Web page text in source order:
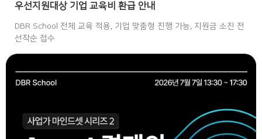
우선지원대상 기업 교육비 환급 안내
DBR School 전체 교육 적용, 기업 맞춤형 진행 가능, 지원금 소진 전
선착순 접수